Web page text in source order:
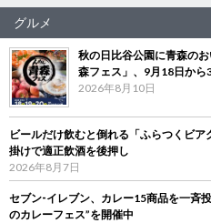
グルメ
秋の日比谷公園に青森
森フェス」、9月18日から
2026年8月10日
ビールだけ飲むと倒れる「ふらつくビ
掛けで適正飲酒を後押し
2026年8月7日
セブン‐イレブン、カレー15商品を一
のカレーフェス”を開催中